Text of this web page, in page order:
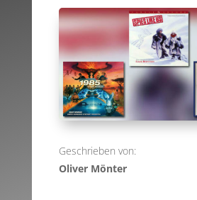
Geschrieben von:
Oliver Mönter